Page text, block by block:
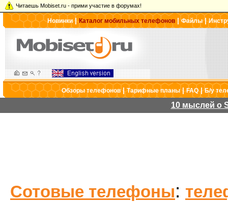
Читаешь Mobiset.ru - прими участие в форумах!
Новинки|Каталог мобильных телефонов |Файлы|
Обзоры телефонов|Тарифные планы|FAQ|Б/у
10 мыслей о
Сотовые телефоны: